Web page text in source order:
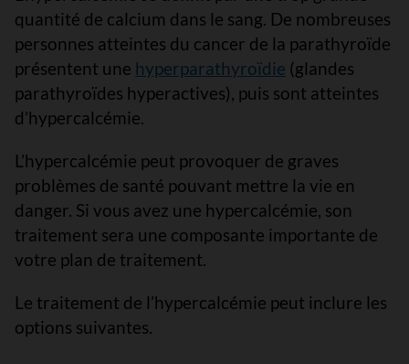
quantité de calcium dans le sang. De nombreuses
personnes atteintes du cancer de la parathyroïde
présentent une hyperparathyroïdie (glandes
parathyroïdes hyperactives), puis sont atteintes
d’hypercalcémie.
L’hypercalcémie peut provoquer de graves
problèmes de santé pouvant mettre la vie en
danger. Si vous avez une hypercalcémie, son
traitement sera une composante importante de
votre plan de traitement.
Le traitement de l’hypercalcémie peut inclure les
options suivantes.